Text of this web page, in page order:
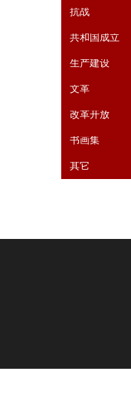
抗战
共和国成立
生产建设
文革
改革开放
书画集
其它